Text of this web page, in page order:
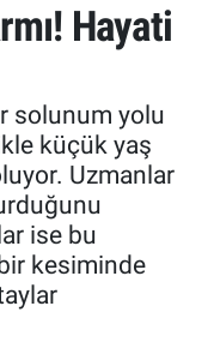
Hayati
solunum yolu
küçük yaş
Uzmanlar
ise bu
kesiminde